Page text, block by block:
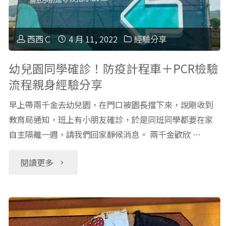
列
兩
次！
從
居
家
隔
到
西西Ｃ 4 月 11, 2022 經驗分享
幼兒園同學確診！防疫計程車＋PCR檢驗
流程親身經驗分享
早上帶兩千金去幼兒園，在門口被園長擋下來，說剛收到
教育局通知，班上有小朋友確診，於是同班同學都要在家
自主隔離一週，請我們回家靜候消息。 兩千金歡欣 …
閱讀更多
"幼
園